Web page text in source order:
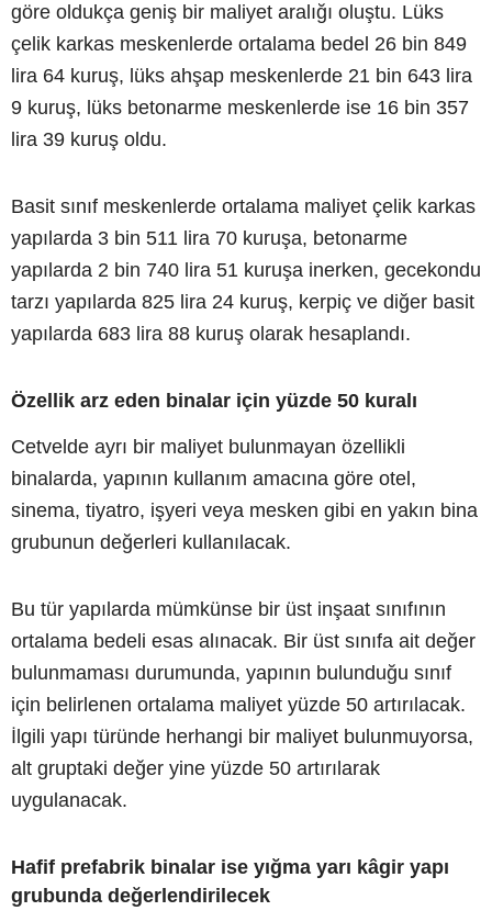
göre oldukça geniş bir maliyet aralığı oluştu. Lüks
çelik karkas meskenlerde ortalama bedel 26 bin 849
lira 64 kuruş, lüks ahşap meskenlerde 21 bin 643 lira
9 kuruş, lüks betonarme meskenlerde ise 16 bin 357
lira 39 kuruş oldu.
Basit sınıf meskenlerde ortalama maliyet çelik karkas
yapılarda 3 bin 511 lira 70 kuruşa, betonarme
yapılarda 2 bin 740 lira 51 kuruşa inerken, gecekondu
tarzı yapılarda 825 lira 24 kuruş, kerpiç ve diğer basit
yapılarda 683 lira 88 kuruş olarak hesaplandı.
Özellik arz eden binalar için yüzde 50 kuralı
Cetvelde ayrı bir maliyet bulunmayan özellikli
binalarda, yapının kullanım amacına göre otel,
sinema, tiyatro, işyeri veya mesken gibi en yakın bina
grubunun değerleri kullanılacak.
Bu tür yapılarda mümkünse bir üst inşaat sınıfının
ortalama bedeli esas alınacak. Bir üst sınıfa ait değer
bulunmaması durumunda, yapının bulunduğu sınıf
için belirlenen ortalama maliyet yüzde 50 artırılacak.
İlgili yapı türünde herhangi bir maliyet bulunmuyorsa,
alt gruptaki değer yine yüzde 50 artırılarak
uygulanacak.
Hafif prefabrik binalar ise yığma yarı kâgir yapı
grubunda değerlendirilecek